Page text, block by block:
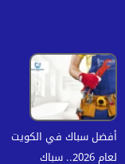
أفضل سباك في الكويت
لعام 2026.. سباك